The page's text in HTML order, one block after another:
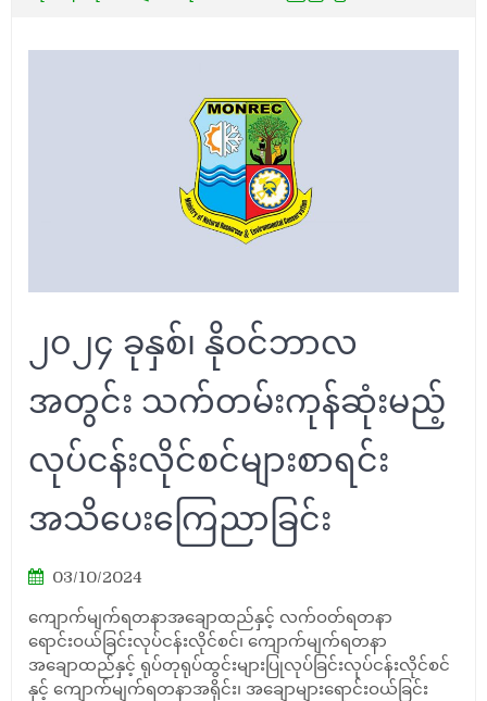
၂၀၂၄ ခုနှစ်၊ နိုဝင်ဘာလ
အတွင်း သက်တမ်းကုန်ဆုံးမည့်
လုပ်ငန်းလိုင်စင်များစာရင်း
အသိပေးကြေညာခြင်း
03/10/2024
ကျောက်မျက်ရတနာအချောထည်နှင့် လက်ဝတ်ရတနာ
ရောင်းဝယ်ခြင်းလုပ်ငန်းလိုင်စင်၊ ကျောက်မျက်ရတနာ
အချောထည်နှင့် ရုပ်တုရုပ်ထွင်းများပြုလုပ်ခြင်းလုပ်ငန်းလိုင်စင်
နှင့် ကျောက်မျက်ရတနာအရိုင်း၊ အချောများရောင်းဝယ်ခြင်း